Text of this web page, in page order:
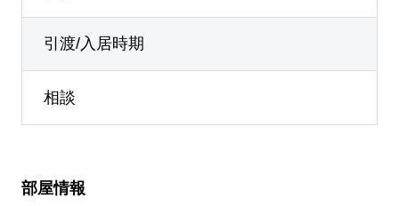
引渡/入居時期
相談
部屋情報